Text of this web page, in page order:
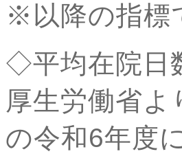
※以降の指標
◇平均在院日
厚生労働省
の令和6年度